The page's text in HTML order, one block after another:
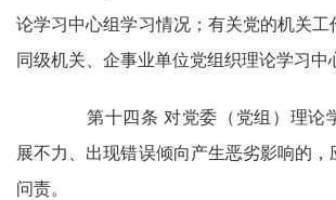
论学习中心组学习情况；有关党的机关工
同级机关、企事业单位党组织理论学习中
第十四条 对党委（党组）理论
展不力、出现错误倾向产生恶劣影响的，
问责。